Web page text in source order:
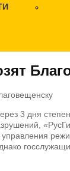
3 дня